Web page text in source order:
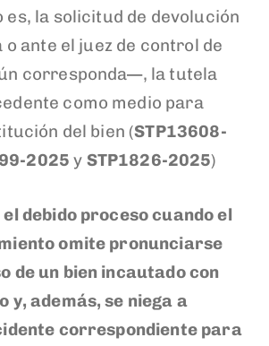
la solicitud de devolución
o ante el juez de control de
corresponda—, la tutela
como medio para
del bien (STP13608-
2025 y STP1826-2025)
debido proceso cuando el
omite pronunciarse
de un bien incautado con
y, además, se niega a
correspondiente para